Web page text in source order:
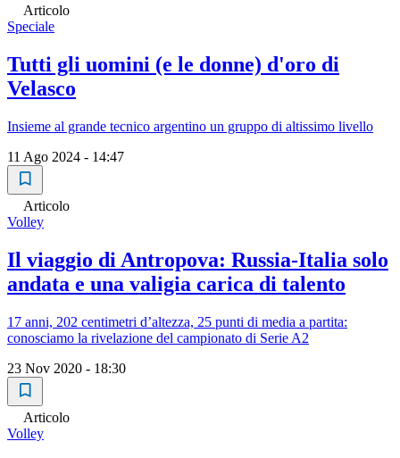
Articolo
Speciale
Tutti gli uomini (e le donne) d'oro di
Velasco
Insieme al grande tecnico argentino un gruppo di altissimo livello
11 Ago 2024 - 14:47
Articolo
Volley
Il viaggio di Antropova: Russia-Italia solo
andata e una valigia carica di talento
17 anni, 202 centimetri d’altezza, 25 punti di media a partita:
conosciamo la rivelazione del campionato di Serie A2
23 Nov 2020 - 18:30
Articolo
Volley